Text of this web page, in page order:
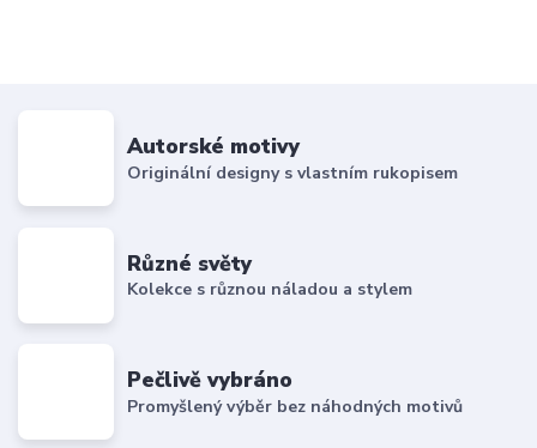
Autorské motivy
Originální designy s vlastním rukopisem
Různé světy
Kolekce s různou náladou a stylem
Pečlivě vybráno
Promyšlený výběr bez náhodných motivů